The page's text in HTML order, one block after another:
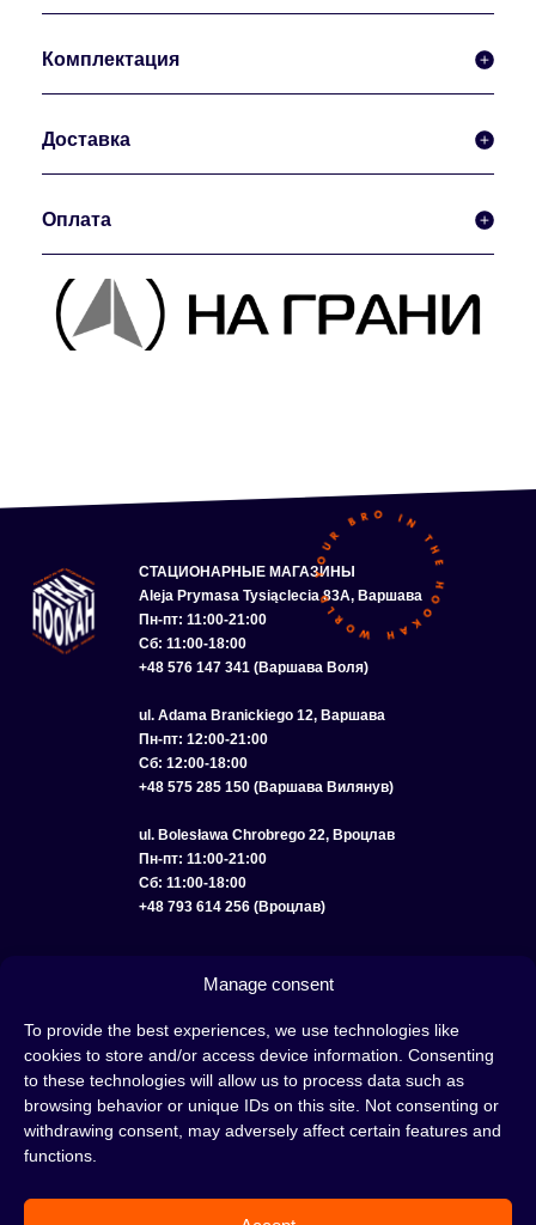
Manage consent
To provide the best experiences, we use technologies like
cookies to store and/or access device information. Consenting
to these technologies will allow us to process data such as
browsing behavior or unique IDs on this site. Not consenting or
withdrawing consent, may adversely affect certain features and
functions.
Комплектация
Доставка
Оплата
СТАЦИОНАРНЫЕ МАГАЗИНЫ
Aleja Prymasa Tysiąclecia 83A, Варшава
Пн-пт: 11:00-21:00
Сб: 11:00-18:00
+48 576 147 341 (Варшава Воля)
ul. Adama Branickiego 12, Варшава
Пн-пт: 12:00-21:00
Сб: 12:00-18:00
+48 575 285 150 (Варшава Вилянув)
ul. Bolesława Chrobrego 22, Вроцлав
Пн-пт: 11:00-21:00
Сб: 11:00-18:00
+48 793 614 256 (Вроцлав)
УСЛОВИЯ ИСПОЛЬЗОВАНИЯ ПОЛИТИКА COOKIE
Кальян — это отличная идея для вечера, проведенного с друзьями или в
одиночестве; это интересный ритуал, который покорил сердца многих людей.